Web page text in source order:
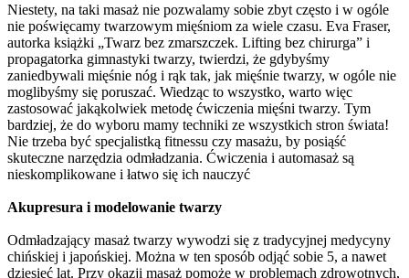
Niestety, na taki masaż nie pozwalamy sobie zbyt często i w ogóle
nie poświęcamy twarzowym mięśniom za wiele czasu. Eva Fraser,
autorka książki „Twarz bez zmarszczek. Lifting bez chirurga” i
propagatorka gimnastyki twarzy, twierdzi, że gdybyśmy
zaniedbywali mięśnie nóg i rąk tak, jak mięśnie twarzy, w ogóle nie
moglibyśmy się poruszać. Wiedząc to wszystko, warto więc
zastosować jakąkolwiek metodę ćwiczenia mięśni twarzy. Tym
bardziej, że do wyboru mamy techniki ze wszystkich stron świata!
Nie trzeba być specjalistką fitnessu czy masażu, by posiąść
skuteczne narzędzia odmładzania. Ćwiczenia i automasaż są
nieskomplikowane i łatwo się ich nauczyć
Akupresura i modelowanie twarzy
Odmładzający masaż twarzy wywodzi się z tradycyjnej medycyny
chińskiej i japońskiej. Można w ten sposób odjąć sobie 5, a nawet
dziesięć lat. Przy okazji masaż pomoże w problemach zdrowotnych,